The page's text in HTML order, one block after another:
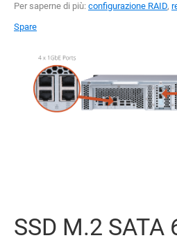
Per saperne di più: configurazione RAID,
Spare
SSD M.2 SATA